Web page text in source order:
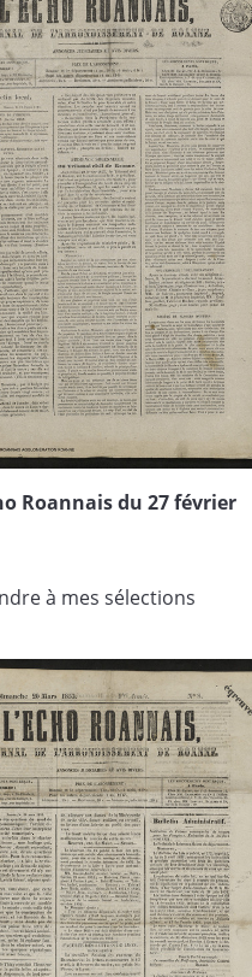
Roannais du 27 février
à mes sélections